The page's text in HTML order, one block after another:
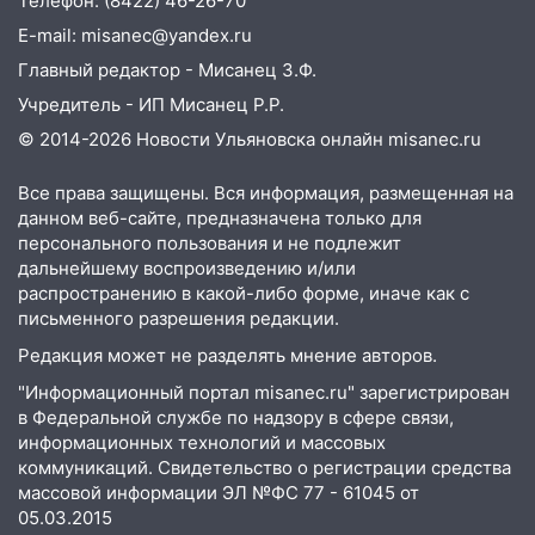
капремонт школы в посёлке Налейка
22:33 Прокуратура проверяет
спортивные объекты в Старой Майне
21:01 Ульяновцев приглашают сдать
20:17 Ульяновская область девятую
неделю подряд удерживает самые
низкие цены на подсолнечное масло
19:33 Коровы-рекордсменки: в
молока
18:20 В Ульяновской области до конца
года благоустроят 20 родников
17:27 В Ульяновской области 114 детей-
сирот получили жильё с начала года
E-mail: misanec@yandex.ru
Главный редактор - Мисанец З.Ф.
Учредитель - ИП Мисанец Р.Р.
© 2014-2026 Новости Ульяновска онлайн misanec.ru
Все права защищены. Вся информация, размещенная на
данном веб-сайте, предназначена только для
персонального пользования и не подлежит
дальнейшему воспроизведению и/или
распространению в какой-либо форме, иначе как с
письменного разрешения редакции.
Редакция может не разделять мнение авторов.
"Информационный портал misanec.ru" зарегистрирован
в Федеральной службе по надзору в сфере связи,
информационных технологий и массовых
коммуникаций. Свидетельство о регистрации средства
массовой информации ЭЛ №ФС 77 - 61045 от
05.03.2015